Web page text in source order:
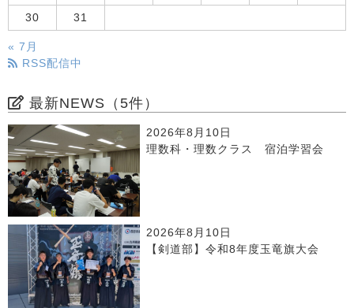
30 31
« 7月
RSS配信中
最新NEWS（5件）
2026年8月10日
理数科・理数クラス 宿泊学習会
2026年8月10日
【剣道部】令和8年度玉竜旗大会